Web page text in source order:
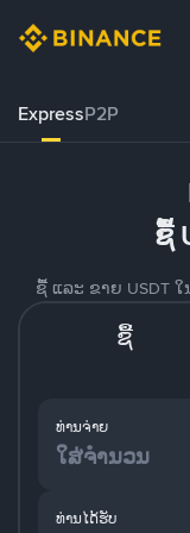
ExpressP2P
ຊື້
ຊື້ ແລະ ຂາຍ USDT
ຊື້
ທ່ານຈ່າຍ
ທ່ານໄດ້ຮັບ